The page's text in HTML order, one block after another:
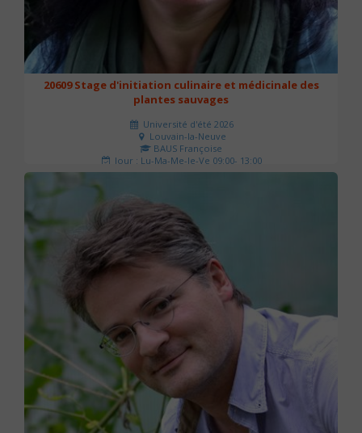
20609 Stage d'initiation culinaire et médicinale des
plantes sauvages
Université d'été 2026
Louvain-la-Neuve
BAUS Françoise
Jour : Lu-Ma-Me-Je-Ve 09:00- 13:00
Nombre de séances : 3